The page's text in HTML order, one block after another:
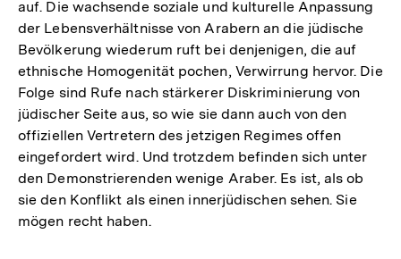
auf. Die wachsende soziale und kulturelle Anpassung
der Lebensverhältnisse von Arabern an die jüdische
Bevölkerung wiederum ruft bei denjenigen, die auf
ethnische Homogenität pochen, Verwirrung hervor. Die
Folge sind Rufe nach stärkerer Diskriminierung von
jüdischer Seite aus, so wie sie dann auch von den
offiziellen Vertretern des jetzigen Regimes offen
eingefordert wird. Und trotzdem befinden sich unter
den Demonstrierenden wenige Araber. Es ist, als ob
sie den Konflikt als einen innerjüdischen sehen. Sie
mögen recht haben.